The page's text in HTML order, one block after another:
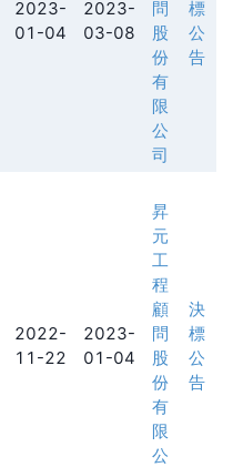
2023-
01-04
2023-
03-08
問
股
份
有
限
公
司
標
公
告
2022-
11-22
2023-
01-04
昇
元
工
程
顧
問
股
份
有
限
公
決
標
公
告